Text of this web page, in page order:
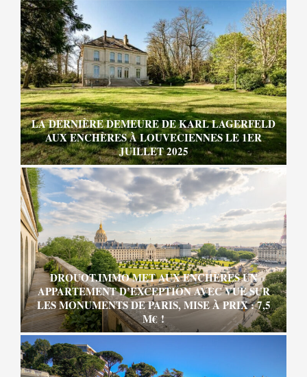
LA DERNIÈRE DEMEURE DE KARL LAGERFELD
AUX ENCHÈRES À LOUVECIENNES LE 1ER
JUILLET 2025
DROUOT.IMMO MET AUX ENCHÈRES UN
APPARTEMENT D’EXCEPTION AVEC VUE SUR
LES MONUMENTS DE PARIS, MISE À PRIX : 7,5
M€ !